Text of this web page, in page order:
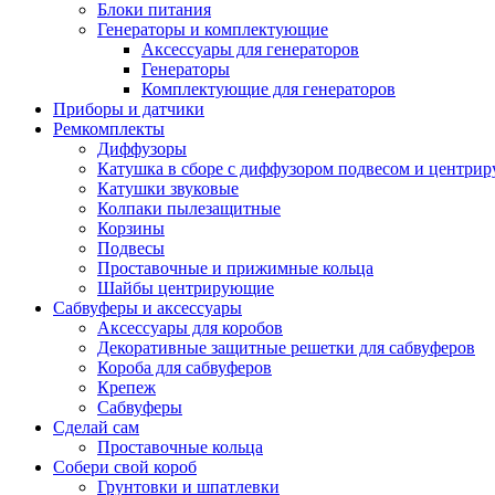
Блоки питания
Генераторы и комплектующие
Аксессуары для генераторов
Генераторы
Комплектующие для генераторов
Приборы и датчики
Ремкомплекты
Диффузоры
Катушка в сборе с диффузором подвесом и
Катушки звуковые
Колпаки пылезащитные
Корзины
Подвесы
Проставочные и прижимные кольца
Шайбы центрирующие
Сабвуферы и аксессуары
Аксессуары для коробов
Декоративные защитные решетки для сабвуферов
Короба для сабвуферов
Крепеж
Сабвуферы
Сделай сам
Проставочные кольца
Собери свой короб
Грунтовки и шпатлевки